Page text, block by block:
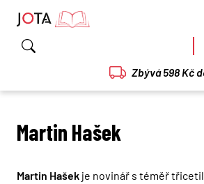
Zbývá 598 Kč
Martin Hašek
Martin Hašek je novinář s téměř